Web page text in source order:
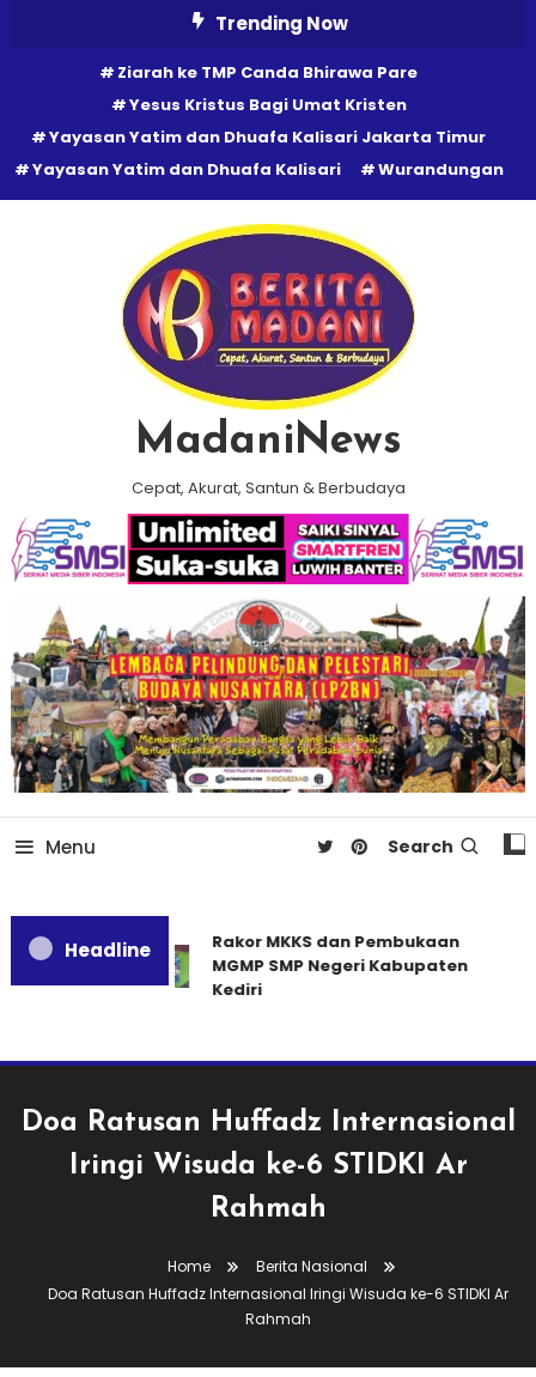
Trending Now
Ziarah ke TMP Canda Bhirawa Pare
Yesus Kristus Bagi Umat Kristen
Yayasan Yatim dan Dhuafa Kalisari Jakarta Timur
Yayasan Yatim dan Dhuafa Kalisari
Wurandungan
MadaniNews
Cepat, Akurat, Santun & Berbudaya
Menu Search
Headline
Rakor MKKS dan Pembukaan
MGMP SMP Negeri Kabupaten
Kediri
Doa Ratusan Huffadz Internasional
Iringi Wisuda ke-6 STIDKI Ar
Rahmah
Home
Berita Nasional
Doa Ratusan Huffadz Internasional Iringi Wisuda ke-6 STIDKI Ar
Rahmah